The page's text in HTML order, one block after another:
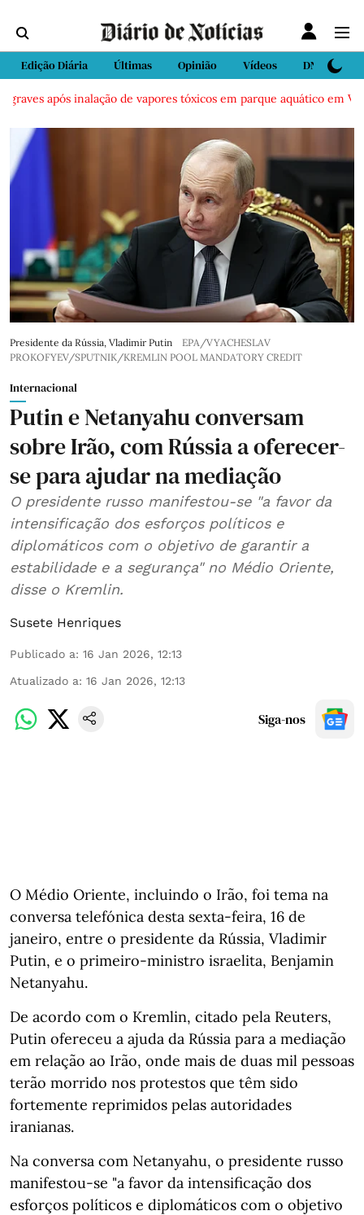
Edição Diária Últimas Opinião Vídeos DN Sport
após inalação de vapores tóxicos em parque aquático em Vieira
Presidente da Rússia, Vladimir Putin
EPA/VYACHESLAV
PROKOFYEV/SPUTNIK/KREMLIN POOL MANDATORY CREDIT
Internacional
Putin e Netanyahu conversam
sobre Irão, com Rússia a oferecer-
se para ajudar na mediação
O presidente russo manifestou-se "a favor da
intensificação dos esforços políticos e
diplomáticos com o objetivo de garantir a
estabilidade e a segurança" no Médio Oriente,
disse o Kremlin.
Susete Henriques
Publicado a: 16 Jan 2026, 12:13
Atualizado a: 16 Jan 2026, 12:13
Siga-nos
O Médio Oriente, incluindo o Irão, foi tema na
conversa telefónica desta sexta-feira, 16 de
janeiro, entre o presidente da Rússia, Vladimir
Putin, e o primeiro-ministro israelita, Benjamin
Netanyahu.
De acordo com o Kremlin, citado pela Reuters,
Putin ofereceu a ajuda da Rússia para a mediação
em relação ao Irão, onde mais de duas mil pessoas
terão morrido nos protestos que têm sido
fortemente reprimidos pelas autoridades
iranianas.
Na conversa com Netanyahu, o presidente russo
manifestou-se "a favor da intensificação dos
esforços políticos e diplomáticos com o objetivo